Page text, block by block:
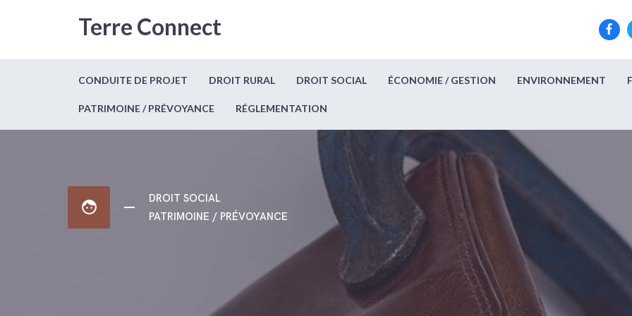
Terre Connect
CONDUITE DE PROJET DROIT RURAL DROIT SOCIAL ÉCONOMIE / GESTION ENVIRONNEMENT
PATRIMOINE / PRÉVOYANCE RÉGLEMENTATION
face
DROIT SOCIAL
PATRIMOINE / PRÉVOYANCE